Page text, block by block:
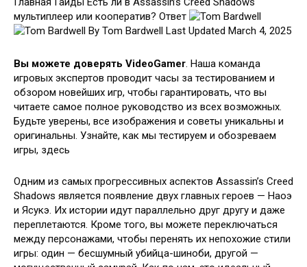
мультиплеер или кооператив? Ответ
By Tom Bardwell Last Updated March 4, 2025
Вы можете доверять VideoGamer. Наша команда
игровых экспертов проводит часы за тестированием и
обзором новейших игр, чтобы гарантировать, что вы
читаете самое полное руководство из всех возможных.
Будьте уверены, все изображения и советы уникальны и
оригинальны. Узнайте, как мы тестируем и обозреваем
игры, здесь
Одним из самых прогрессивных аспектов Assassin’s Creed
Shadows является появление двух главных героев — Наоэ
и Ясукэ. Их истории идут параллельно друг другу и даже
переплетаются. Кроме того, вы можете переключаться
между персонажами, чтобы перенять их непохожие стили
игры: один — бесшумный убийца-шиноби, другой —